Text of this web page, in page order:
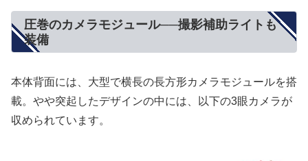
圧巻のカメラモジュール──撮影補助ライトも
装備
本体背面には、大型で横長の長方形カメラモジュールを搭
載。やや突起したデザインの中には、以下の3眼カメラが
収められています。